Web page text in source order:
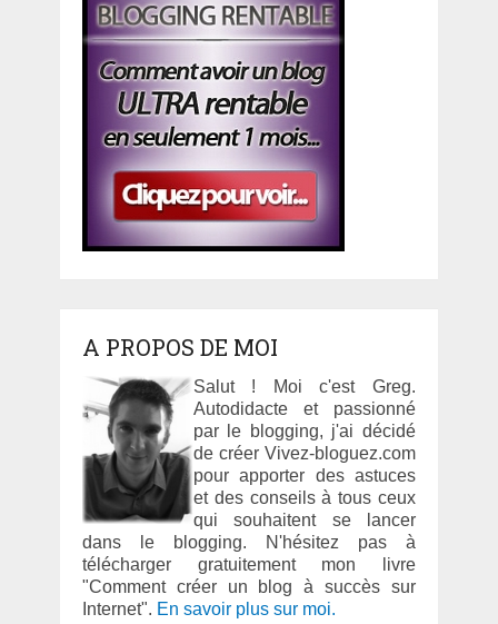
A PROPOS DE MOI
Salut ! Moi c'est Greg.
Autodidacte et passionné
par le blogging, j'ai décidé
de créer Vivez-bloguez.com
pour apporter des astuces
et des conseils à tous ceux
qui souhaitent se lancer
dans le blogging. N'hésitez pas à
télécharger gratuitement mon livre
"Comment créer un blog à succès sur
Internet". En savoir plus sur moi.